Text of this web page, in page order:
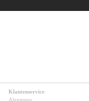
Klantenservice
Algemeen